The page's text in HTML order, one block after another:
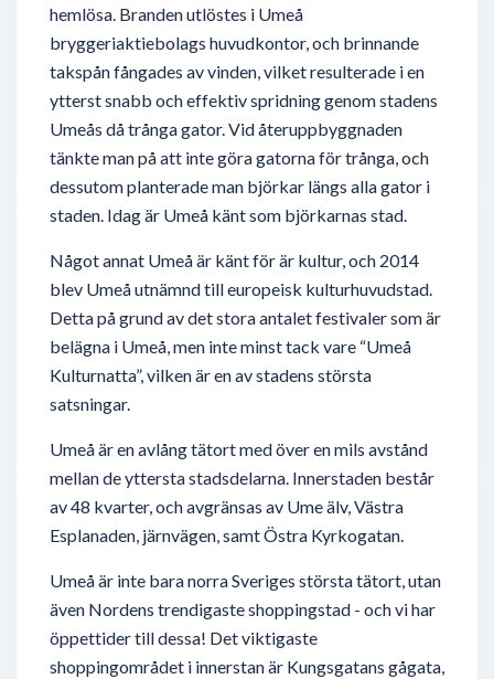
hemlösa. Branden utlöstes i Umeå
bryggeriaktiebolags huvudkontor, och brinnande
takspån fångades av vinden, vilket resulterade i en
ytterst snabb och effektiv spridning genom stadens
Umeås då trånga gator. Vid återuppbyggnaden
tänkte man på att inte göra gatorna för trånga, och
dessutom planterade man björkar längs alla gator i
staden. Idag är Umeå känt som björkarnas stad.
Något annat Umeå är känt för är kultur, och 2014
blev Umeå utnämnd till europeisk kulturhuvudstad.
Detta på grund av det stora antalet festivaler som är
belägna i Umeå, men inte minst tack vare “Umeå
Kulturnatta”, vilken är en av stadens största
satsningar.
Umeå är en avlång tätort med över en mils avstånd
mellan de yttersta stadsdelarna. Innerstaden består
av 48 kvarter, och avgränsas av Ume älv, Västra
Esplanaden, järnvägen, samt Östra Kyrkogatan.
Umeå är inte bara norra Sveriges största tätort, utan
även Nordens trendigaste shoppingstad - och vi har
öppettider till dessa! Det viktigaste
shoppingområdet i innerstan är Kungsgatans gågata,